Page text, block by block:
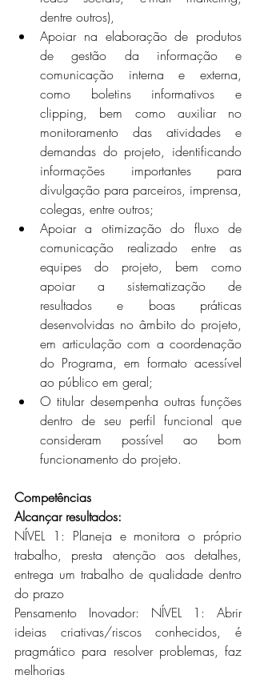
dentre outros),
Apoiar na elaboração de produtos
de gestão da informação e
comunicação interna e externa,
como boletins informativos e
clipping, bem como auxiliar no
monitoramento das atividades e
demandas do projeto, identificando
informações importantes para
divulgação para parceiros, imprensa,
colegas, entre outros;
Apoiar a otimização do fluxo de
comunicação realizado entre as
equipes do projeto, bem como
apoiar a sistematização de
resultados e boas práticas
desenvolvidas no âmbito do projeto,
em articulação com a coordenação
do Programa, em formato acessível
ao público em geral;
O titular desempenha outras funções
dentro de seu perfil funcional que
consideram possível ao bom
funcionamento do projeto.
Competências
Alcançar resultados:
NÍVEL 1: Planeja e monitora o próprio
trabalho, presta atenção aos detalhes,
entrega um trabalho de qualidade dentro
do prazo
Pensamento Inovador: NÍVEL 1: Abrir
ideias criativas/riscos conhecidos, é
pragmático para resolver problemas, faz
melhorias